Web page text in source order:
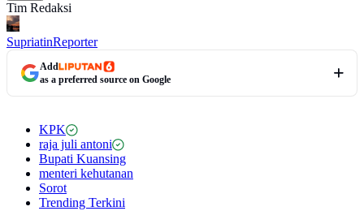
Tim Redaksi
SupriatinReporter
Add
as a preferred source on Google
KPK
raja juli antoni
Bupati Kuansing
menteri kehutanan
Sorot
Trending Terkini